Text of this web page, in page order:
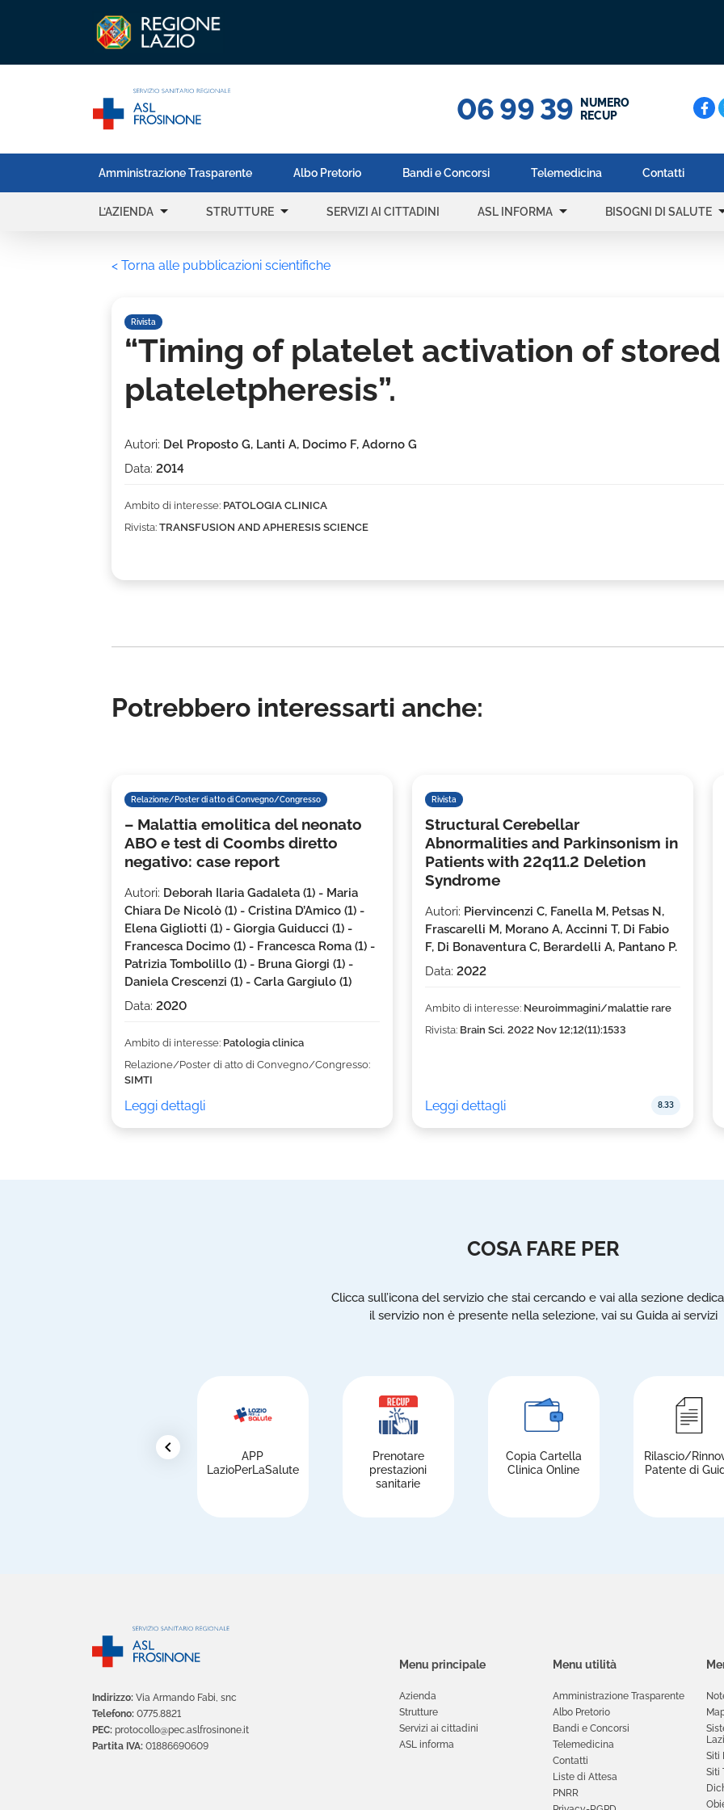
06 99 39
NUMERO
RECUP
Amministrazione Trasparente Albo Pretorio Bandi e Concorsi Telemedicina Contatti
L’AZIENDA arrow_drop_down STRUTTURE arrow_drop_down SERVIZI AI CITTADINI ASL INFORMA arrow_drop_down BISOGNI DI SALUTE
< Torna alle pubblicazioni scientifiche
Rivista
“Timing of platelet activation of stored
plateletpheresis”.
Autori: Del Proposto G, Lanti A, Docimo F, Adorno G
Data: 2014
Ambito di interesse: PATOLOGIA CLINICA
Rivista: TRANSFUSION AND APHERESIS SCIENCE
Potrebbero interessarti anche:
Relazione/Poster di atto di Convegno/Congresso
– Malattia emolitica del neonato
ABO e test di Coombs diretto
negativo: case report
Autori: Deborah Ilaria Gadaleta (1) - Maria
Chiara De Nicolò (1) - Cristina D’Amico (1) -
Elena Gigliotti (1) - Giorgia Guiducci (1) -
Francesca Docimo (1) - Francesca Roma (1) -
Patrizia Tombolillo (1) - Bruna Giorgi (1) -
Daniela Crescenzi (1) - Carla Gargiulo (1)
Data: 2020
Ambito di interesse: Patologia clinica
Relazione/Poster di atto di Convegno/Congresso:
SIMTI
Leggi dettagli
Rivista
8.33
Structural Cerebellar
Abnormalities and Parkinsonism in
Patients with 22q11.2 Deletion
Syndrome
Autori: Piervincenzi C, Fanella M, Petsas N,
Frascarelli M, Morano A, Accinni T, Di Fabio
F, Di Bonaventura C, Berardelli A, Pantano P.
Data: 2022
Ambito di interesse: Neuroimmagini/malattie rare
Rivista: Brain Sci. 2022 Nov 12;12(11):1533
Leggi dettagli
COSA FARE PER
Clicca sull’icona del servizio che stai cercando e vai alla sezione
il servizio non è presente nella selezione, vai su Guida ai servizi
chevron_left
APP
LazioPerLaSalute
Prenotare
prestazioni
sanitarie
Copia Cartella
Clinica Online
Rilascio/
Patente di
Indirizzo: Via Armando Fabi, snc
Telefono: 0775.8821
PEC: protocollo@pec.aslfrosinone.it
Partita IVA: 01886690609
Menu principale
Azienda
Strutture
Servizi ai cittadini
ASL informa
Menu utilità
Amministrazione Trasparente
Albo Pretorio
Bandi e Concorsi
Telemedicina
Contatti
Liste di Attesa
PNRR
Siti
Siti